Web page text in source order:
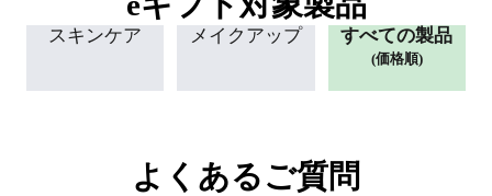
スキンケア メイクアップ すべての製品
(価格順)
よくあるご質問